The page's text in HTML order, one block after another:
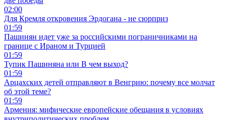
02:00
Для Кремля откровения Эрдогана - не сюрприз
01:59
Пашинян идет уже за российскими пограничниками на
границе с Ираном и Турцией
01:59
Тупик Пашиняна или В чем выход?
01:59
Арцахских детей отправляют в Венгрию: почему все молчат
об этой теме?
01:59
Армения: мифические европейские обещания в условиях